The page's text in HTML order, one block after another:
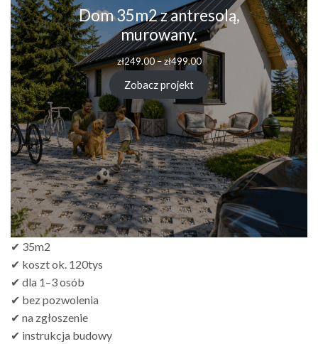
Dom 35m2 z antresolą,
murowany.
zł249.00–zł499.00Zakres
cen:
od
zł249.00
do
zł499.00
Zobacz projekt
✔ 35m2
✔ koszt ok. 120tys
✔ dla 1–3 osób
✔ bez pozwolenia
✔ na zgłoszenie
✔ instrukcja budowy